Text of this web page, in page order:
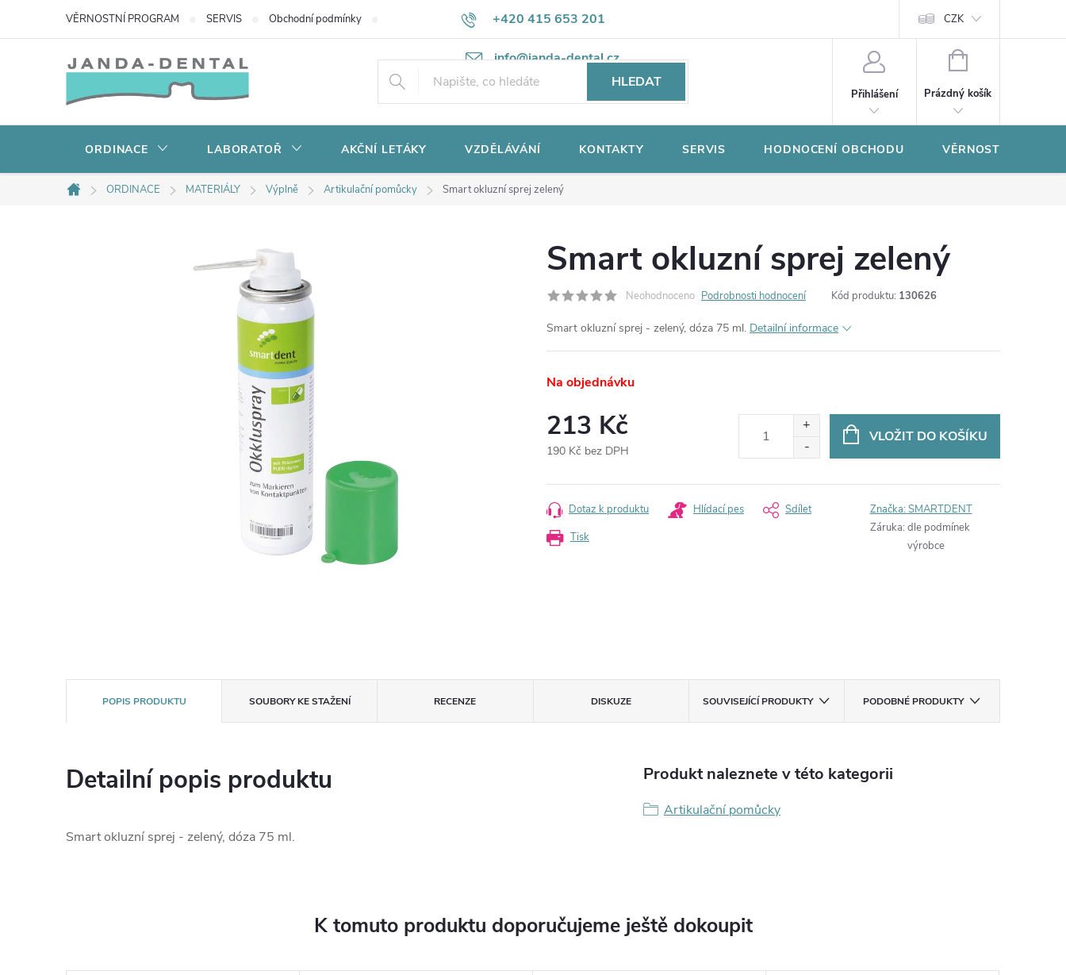
+420 415 653 201
info@janda-dental.cz
VĚRNOSTNÍ PROGRAM SERVIS Obchodní podmínky Potřebujete poradit? Ochrana osobních údajů CZK
HLEDAT
Přihlášení
NÁKUPNÍ
Prázdný košík
ORDINACE LABORATOŘ AKČNÍ LETÁKY VZDĚLÁVÁNÍ KONTAKTY SERVIS HODNOCENÍ OBCHODU VĚRNOSTNÍ
Domů
ORDINACE MATERIÁLY Výplně Artikulační pomůcky Smart okluzní sprej zelený
Smart okluzní sprej zelený
Neohodnoceno Podrobnosti hodnocení Kód produktu: 130626
Smart okluzní sprej - zelený, dóza 75 ml. Detailní informace
Na objednávku
213 Kč
190 Kč bez DPH
cena:
VLOŽIT DO KOŠÍKU
Tisk
Dotaz k produktu Hlídací pes Sdílet Značka:SMARTDENT
Záruka: dle podmínek
výrobce
POPIS PRODUKTU SOUBORY KE STAŽENÍ RECENZE DISKUZE SOUVISEJÍCÍ PRODUKTY PODOBNÉ PRODUKTY
Detailní popis produktu
Smart okluzní sprej - zelený, dóza 75 ml.
Produkt naleznete v této kategorii
Artikulační pomůcky
K tomuto produktu doporučujeme ještě dokoupit